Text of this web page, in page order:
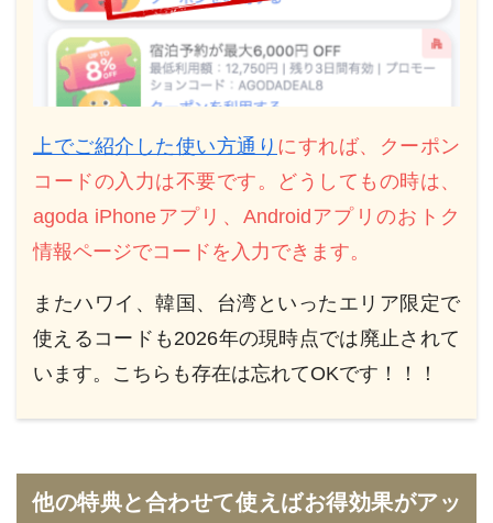
上でご紹介した使い方通り にすれば、クーポン
コードの入力は不要です。どうしてもの時は、
agoda iPhoneアプリ、Androidアプリのおトク
情報ページでコードを入力できます。
またハワイ、韓国、台湾といったエリア限定で
使えるコードも2026年の現時点では廃止されて
います。こちらも存在は忘れてOKです！！！
他の特典と合わせて使えばお得効果がアッ